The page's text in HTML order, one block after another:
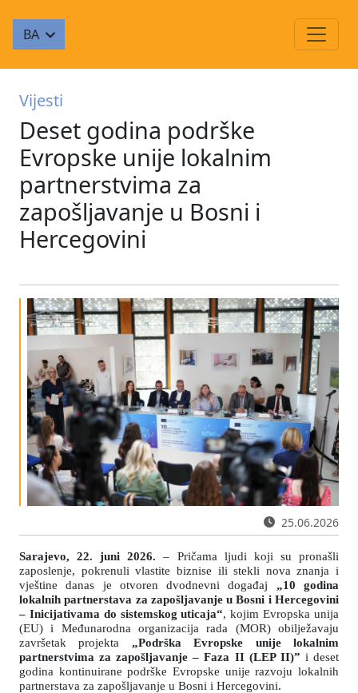
BA
Vijesti
Deset godina podrške
Evropske unije lokalnim
partnerstvima za
zapošljavanje u Bosni i
Hercegovini
25.06.2026
Sarajevo, 22. juni 2026. – Pričama ljudi koji su pronašli
zaposlenje, pokrenuli vlastite biznise ili stekli nova znanja i
vještine danas je otvoren dvodnevni događaj „10 godina
lokalnih partnerstava za zapošljavanje u Bosni i Hercegovini
– Inicijativama do sistemskog uticaja“, kojim Evropska unija
(EU) i Međunarodna organizacija rada (MOR) obilježavaju
završetak projekta „Podrška Evropske unije lokalnim
partnerstvima za zapošljavanje – Faza II (LEP II)” i deset
godina kontinuirane podrške Evropske unije razvoju lokalnih
partnerstava za zapošljavanje u Bosni i Hercegovini.